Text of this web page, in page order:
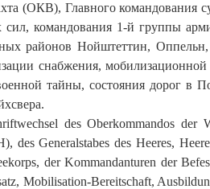
(ОКВ), Главного командования
сил, командования 1-й группы
районов Нойштеттин,
снабжения, мобилизационной
тайны, состояния дорог в
des Oberkommandos der
des Generalstabes des Heeres,
der Kommandanturen der
Mobilisation-Bereitschaft,